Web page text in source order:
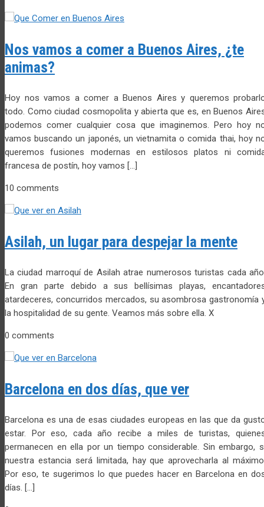
Nos vamos a comer a Buenos Aires, ¿te
animas?
Hoy nos vamos a comer a Buenos Aires y queremos
todo. Como ciudad cosmopolita y abierta que es, en Buenos
podemos comer cualquier cosa que imaginemos. Pero hoy
vamos buscando un japonés, un vietnamita o comida thai, hoy
queremos fusiones modernas en estilosos platos ni
francesa de postín, hoy vamos […]
10 comments
Asilah, un lugar para despejar la mente
La ciudad marroquí de Asilah atrae numerosos turistas cada
En gran parte debido a sus bellísimas playas,
atardeceres, concurridos mercados, su asombrosa gastronomía
la hospitalidad de su gente. Veamos más sobre ella. X
0 comments
Barcelona en dos días, que ver
Barcelona es una de esas ciudades europeas en las que da
estar. Por eso, cada año recibe a miles de turistas,
permanecen en ella por un tiempo considerable. Sin embargo,
nuestra estancia será limitada, hay que aprovecharla al
Por eso, te sugerimos lo que puedes hacer en Barcelona en
días. […]